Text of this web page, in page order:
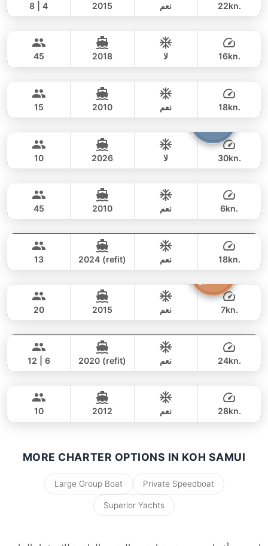
155,400 THB
8 | 4 2015 نعم 22kn.
CUSTOM BUILD 52FT
108,200 THB
45 2018 لا 16kn.
PRINCESS YACHT 64FT
257,000 THB
235,400 THB
15 2010 نعم 18kn.
CUSTOM BUILD 42FT
70,600 THB
10 2026 لا 30kn.
LAGOON 50FT
88,000 THB
76,500 THB
45 2010 نعم 6kn.
FAIRLINE 43FT
171,000 THB
158,900 THB
13 2024 (refit) نعم 18kn.
LAGOON 40FT
69,000 THB
58,900 THB
20 2015 نعم 7kn.
SUNSEEKER 60FT
353,100 THB
12 | 6 2020 (refit) نعم 24kn.
PRINCESS YACHT 42FT
131,800 THB
10 2012 نعم 28kn.
MORE CHARTER OPTIONS IN KOH SAMUI
Large Group Boat Private Speedboat
Superior Yachts